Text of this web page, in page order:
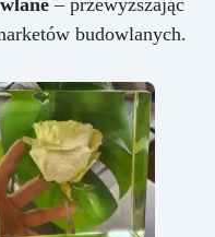
– przewyższając
budowlanych.